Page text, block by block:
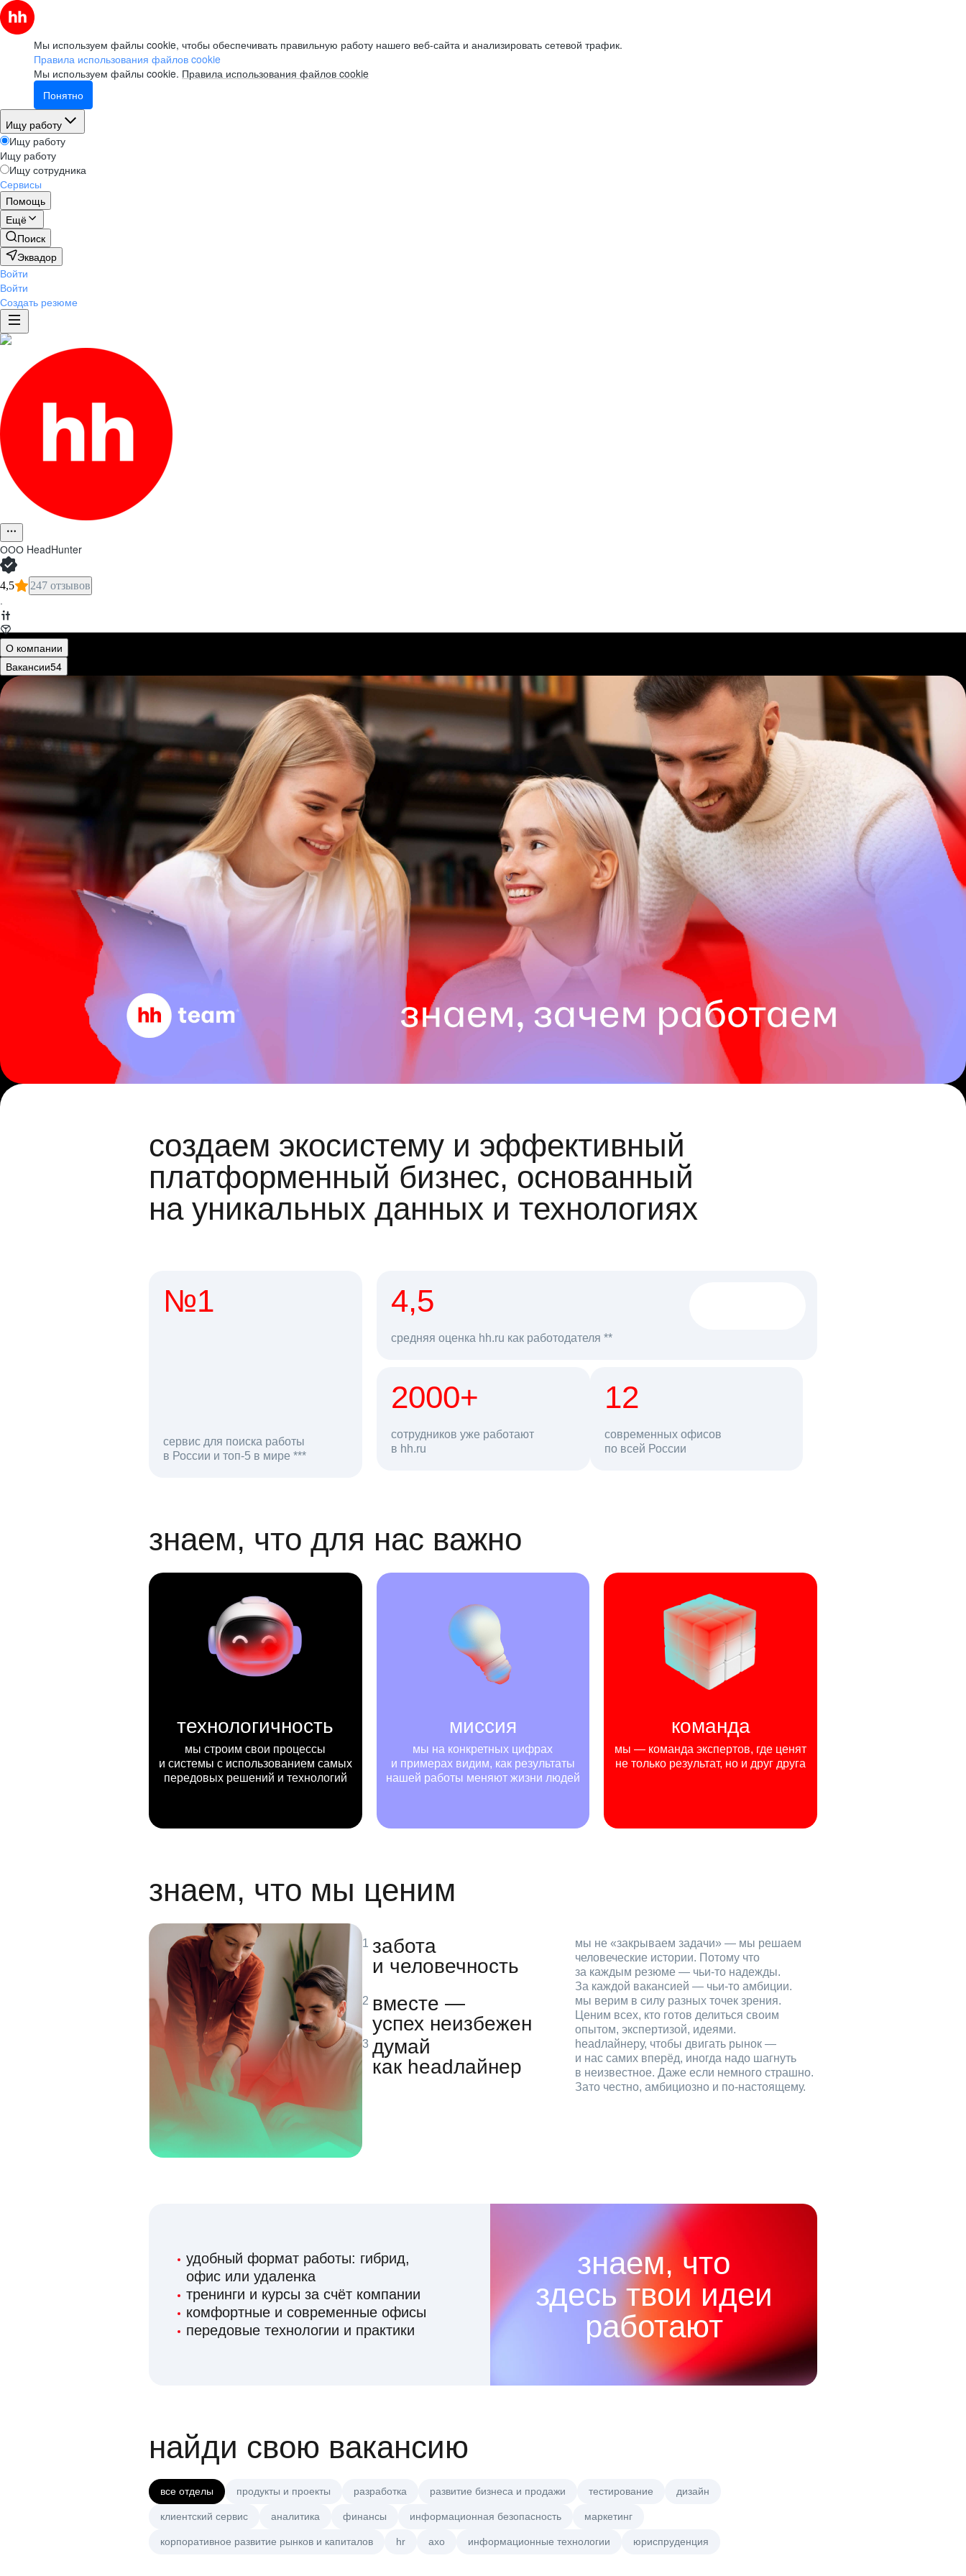
Мы используем файлы cookie, чтобы обеспечивать правильную работу нашего веб-сайта и анализировать сетевой трафик.
Правила использования файлов cookie
Мы используем файлы cookie. Правила использования файлов cookie
Понятно
Ищу работу
Ищу работу
Ищу работу
Ищу сотрудника
Сервисы
Помощь
Ещё
Поиск
Эквадор
Войти
Войти
Создать резюме
ООО HeadHunter
4,5 247 отзывов
·
О компании
Вакансии54
создаем экосистему и эффективный
платформенный бизнес, основанный
на уникальных данных и технологиях
№1
сервис для поиска работы
в России и топ-5 в мире ***
откликов на вакансии
4,5
средняя оценка hh.ru как работодателя **
2000+
сотрудников уже работают
в hh.ru
68 млн 12
современных офисов
по всей Россиипользователей в день
знаем, что для нас важно
технологичность
мы строим свои процессы
и системы с использованием самых
передовых решений и технологий
миссия
мы на конкретных цифрах
и примерах видим, как результаты
нашей работы меняют жизни людей
команда
мы — команда экспертов, где ценят
не только результат, но и друг друга
знаем, что мы ценим
забота
и человечность
мы не «закрываем задачи» — мы решаем
человеческие истории. Потому что
за каждым резюме — чьи‑то надежды.
За каждой вакансией — чьи‑то амбиции.
вместе —
успех неизбежен
мы верим в силу разных точек зрения.
Ценим всех, кто готов делиться своим
опытом, экспертизой, идеями.
думай
как headлайнер
headлайнеру, чтобы двигать рынок —
и нас самих вперёд, иногда надо шагнуть
в неизвестное. Даже если немного страшно.
Зато честно, амбициозно и по‑настоящему.
удобный формат работы: гибрид,
офис или удаленка
тренинги и курсы за счёт компании
комфортные и современные офисы
передовые технологии и практики
знаем, что
здесь твои идеи
работают
найди свою вакансию
все отделы продукты и проекты разработка развитие бизнеса и продажи тестирование дизайн
клиентский сервис аналитика финансы информационная безопасность маркетинг
корпоративное развитие рынков и капиталов hr axo информационные технологии юриспруденция